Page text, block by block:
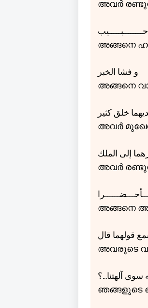
അവർ
അങ്ങനെ
و فشا الخبر
അങ്ങനെ
خلق كثير
അവർ
إلی الملك
അവർ
അങ്ങനെ
അവരുടെ
سوی آلهتنا...؟
ഞങ്ങളുടെ